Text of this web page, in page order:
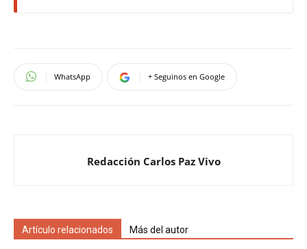
WhatsApp + Seguinos en Google
Redacción Carlos Paz Vivo
Artículo relacionados Más del autor